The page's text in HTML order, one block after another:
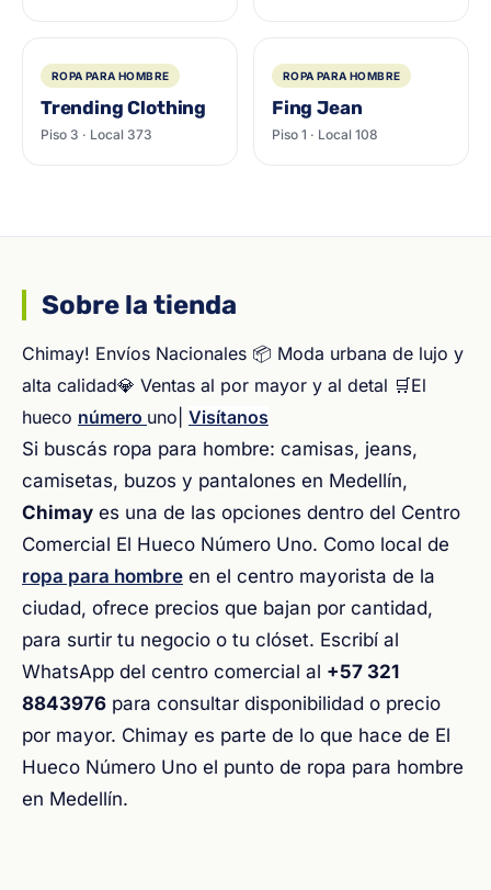
ROPA PARA HOMBRE
Trending Clothing
Piso 3 · Local 373
ROPA PARA HOMBRE
Fing Jean
Piso 1 · Local 108
Sobre la tienda
Chimay! Envíos Nacionales 📦 Moda urbana de lujo y
alta calidad💎 Ventas al por mayor y al detal 🛒El
hueco número uno| Visítanos
Si buscás ropa para hombre: camisas, jeans,
camisetas, buzos y pantalones en Medellín,
Chimay es una de las opciones dentro del Centro
Comercial El Hueco Número Uno. Como local de
ropa para hombre en el centro mayorista de la
ciudad, ofrece precios que bajan por cantidad,
para surtir tu negocio o tu clóset. Escribí al
WhatsApp del centro comercial al +57 321
8843976 para consultar disponibilidad o precio
por mayor. Chimay es parte de lo que hace de El
Hueco Número Uno el punto de ropa para hombre
en Medellín.